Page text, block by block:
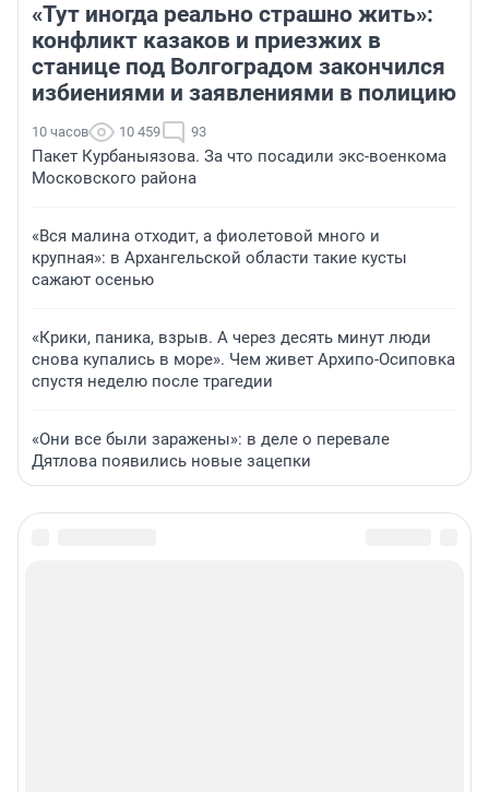
«Тут иногда реально страшно жить»:
конфликт казаков и приезжих в
станице под Волгоградом закончился
избиениями и заявлениями в полицию
10 часов 10 459 93
Пакет Курбаныязова. За что посадили экс-военкома
Московского района
«Вся малина отходит, а фиолетовой много и
крупная»: в Архангельской области такие кусты
сажают осенью
«Крики, паника, взрыв. А через десять минут люди
снова купались в море». Чем живет Архипо-Осиповка
спустя неделю после трагедии
«Они все были заражены»: в деле о перевале
Дятлова появились новые зацепки